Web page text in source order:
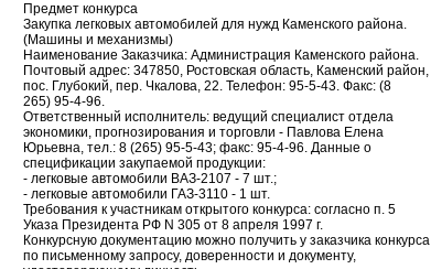
Предмет конкурса
Закупка легковых автомобилей для нужд Каменского района.
(Машины и механизмы)
Наименование Заказчика: Администрация Каменского района.
Почтовый адрес: 347850, Ростовская область, Каменский район,
пос. Глубокий, пер. Чкалова, 22. Телефон: 95-5-43. Факс: (8
265) 95-4-96.
Ответственный исполнитель: ведущий специалист отдела
экономики, прогнозирования и торговли - Павлова Елена
Юрьевна, тел.: 8 (265) 95-5-43; факс: 95-4-96. Данные о
спецификации закупаемой продукции:
- легковые автомобили ВАЗ-2107 - 7 шт.;
- легковые автомобили ГАЗ-3110 - 1 шт.
Требования к участникам открытого конкурса: согласно п. 5
Указа Президента РФ N 305 от 8 апреля 1997 г.
Конкурсную документацию можно получить у заказчика конкурса
по письменному запросу, доверенности и документу,